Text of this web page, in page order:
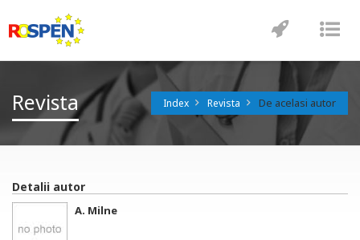
Revista Index Revista De acelasi autor
Detalii autor
A. Milne